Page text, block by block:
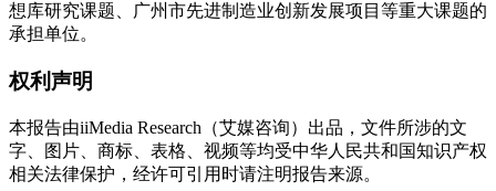
想库研究课题、广州市先进制造业创新发展项目等重大课题的
承担单位。
权利声明
本报告由iiMedia Research（艾媒咨询）出品，文件所涉的文
字、图片、商标、表格、视频等均受中华人民共和国知识产权
相关法律保护，经许可引用时请注明报告来源。